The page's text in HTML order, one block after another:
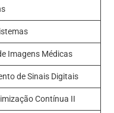
Imagens Médicas
de Sinais Digitais
Contínua II